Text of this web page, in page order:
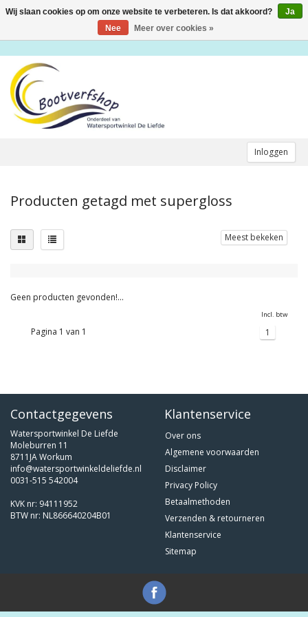
Inloggen
Toggle
Producten getagd met supergloss
Meest bekeken
Geen producten gevonden!...
Incl. btw
Pagina 1 van 1 1
Contactgegevens
Watersportwinkel De Liefde
Moleburren 11
8711JA Workum
info@watersportwinkeldeliefde.nl
0031-515 542004
KVK nr: 94111952
BTW nr: NL866640204B01
Klantenservice
Over ons
Algemene voorwaarden
Disclaimer
Privacy Policy
Betaalmethoden
Verzenden & retourneren
Klantenservice
Sitemap
Wij slaan cookies op om onze website te verbeteren. Is dat akkoord?
Ja
Nee
Meer over cookies »